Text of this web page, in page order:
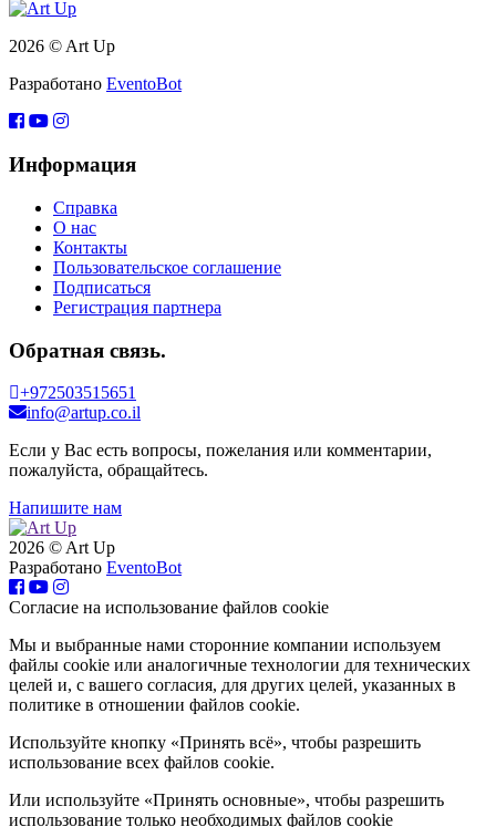
2026 © Art Up
Разработано EventoBot
Информация
Справка
О нас
Контакты
Пользовательское соглашение
Подписаться
Регистрация партнера
Обратная связь.
+972503515651
info@artup.co.il
Если у Вас есть вопросы, пожелания или комментарии,
пожалуйста, обращайтесь.
Напишите нам
2026 © Art Up
Разработано EventoBot
Cогласие на использование файлов cookie
Мы и выбранные нами сторонние компании используем
файлы cookie или аналогичные технологии для технических
целей и, с вашего согласия, для других целей, указанных в
политике в отношении файлов cookie.
Используйте кнопку «Принять всё», чтобы разрешить
использование всех файлов cookie.
Или используйте «Принять основные», чтобы разрешить
использование только необходимых файлов cookie